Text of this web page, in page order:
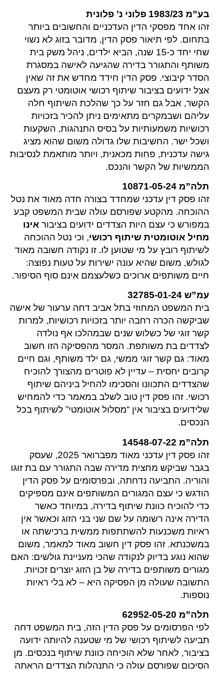
בע”מ 1983/23 פלוני נ’ פלונית
זהו אחד מפסקי הדין העדכניים והחשובים ביותר
בתחום. לפי תיאור פסק הדין, מדובר בזוג לא נשוי
שחי יחד כ-15 שנה, הביא ילדים, ניהל משק בית
משותף והתגורר בדירה שהגיעה לאישה במסגרת
הסדר קיבוצי. פסק הדין חידד מחדש את זה שאין
אצל ידועים בציבור שיתוף רכושי אוטומטי רק מעצם
הקשר, אבל גם חזר על כך שהלכת השיתוף חלה
עליהם ושבמקרים מתאימים ניתן להכיר בזכויות
רכושיות משמעותיות על בסיס התנהגות, השקעות
ושכל ישר. החשיבות שלו גדולה משום שהוא מציג
גישה עדכנית, פחות מכאנית, ויותר מותאמת לנסיבות
הממשיות של הקשר והנכס.
תלה”מ 10871-05-24
זהו פסק דין עדכני שמחדד בצורה חדה מאוד את נטל
ההוכחה. מהקטע שפורסם עולה שבית המשפט קבע
במפורש כי עצם היות הצדדים ידועים בציבור אינו
מחיל אוטומטית שיתוף רכושי, וכי נטל ההוכחה
לשיתוף רובץ על מי שטוען לו. זו נקודה חשובה מאוד
לגולש, משום שהיא עונה ישירות על טעות נפוצה:
חיים משותפים ארוכים כשלעצמם אינם סוף הסיפור.
עמ”ש 32785-01-24
בית המשפט המחוזי בתל אביב דחה ערעור של אישה
שביקשה הכרה רחבה יותר בזכויות רכושיות, למרות
קשר זוגי של כשלוש שנים שבמהלכו אף נולדה
לצדדים בת משותפת. המסר מהפסיקה הזו חשוב
מאוד: גם קשר זוגי ממשי, גם ילד משותף, וגם חיים
קרובים יחסית – עדיין לא פוטרים מהצורך להוכיח
שהצדדים התכוונו והסכימו להחיל ביניהם שיתוף
רכושי. זהו פסק דין טוב לשלב במאמר כדי להמחיש
שלידועים בציבור אין “מסלול אוטומטי” לשיתוף בכל
הנכסים.
תלה”מ 14548-07-22
זהו פסק דין עדכני מאוד מפברואר 2025, שעסק
בגבר שביקש מחצית מדירה שבה התגורר עם בת זוגו
והוריה. התביעה נדחתה, ובפרסומים על פסק הדין
הודגש כי עצם המגורים המשותפים אינם מספיקים
כדי להוכיח כוונת שיתוף בדירה, במיוחד כאשר
הדירה אינה רשומה על שם שני בני הזוג וכאשר אין
ראיות משכנעות להשתתפות ממשית ברכישתה או
במשכנתא. זהו פסק דין חשוב מאוד למאמר, משום
שהוא נוגע בדיוק לנקודה שהכי מעניינת גולשים: האם
מגורים משותפים בדירה של בן הזוג יוצרים זכויות.
התשובה שעולה מן הפסיקה היא – לא בלי ראיות
נוספות.
תלה”מ 62952-05-20
לפי הפרסומים על פסק הדין הזה, בית המשפט דחה
תביעה לשיתוף רכושי של מי שטענה להיותה ידועה
בציבור, לאחר שלא הוכיחה כוונת שיתוף בנכסים. מן
הסיכום שפורסם עולה כי התנהלות הצדדים הראתה